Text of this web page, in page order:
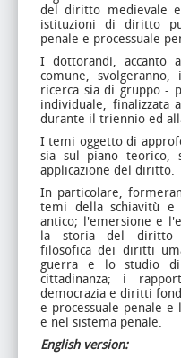
del diritto medievale
istituzioni di diritto
penale e processuale
I dottorandi, accanto
comune,
ricerca sia di gruppo -
individuale, finalizzata
durante il triennio ed
I temi oggetto di
sia sul piano teorico,
applicazione del diritto.
In particolare,
temi della schiavitù
antico; l'emersione e
la storia del diritto
filosofica dei diritti
guerra e lo studio
cittadinanza; i
democrazia e diritti
e processuale penale
e nel sistema penale.
English version: